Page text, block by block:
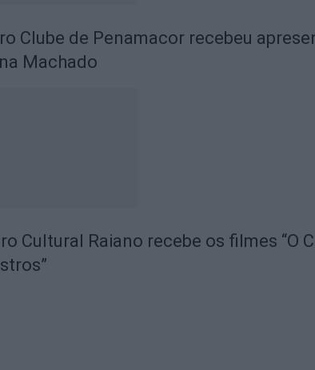
Clube de Penamacor recebeu
Machado
Cultural Raiano recebe os filmes “O